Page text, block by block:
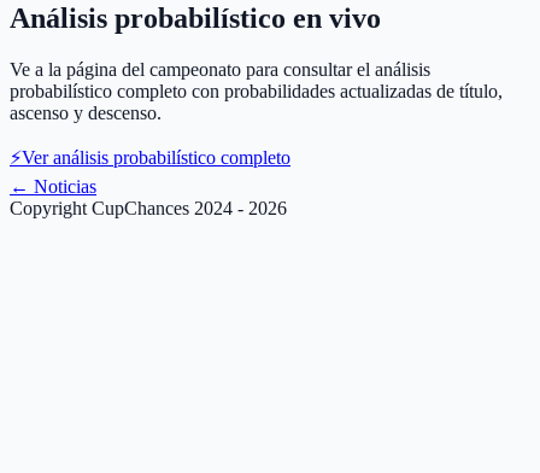
Análisis probabilístico en vivo
Ve a la página del campeonato para consultar el análisis
probabilístico completo con probabilidades actualizadas de título,
ascenso y descenso.
⚡Ver análisis probabilístico completo
← Noticias
Copyright CupChances 2024 - 2026